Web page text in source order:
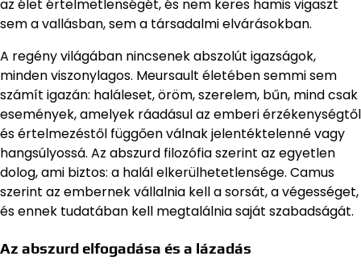
az élet értelmetlenségét, és nem keres hamis vigaszt
sem a vallásban, sem a társadalmi elvárásokban.
A regény világában nincsenek abszolút igazságok,
minden viszonylagos. Meursault életében semmi sem
számít igazán: haláleset, öröm, szerelem, bűn, mind csak
események, amelyek ráadásul az emberi érzékenységtől
és értelmezéstől függően válnak jelentéktelenné vagy
hangsúlyossá. Az abszurd filozófia szerint az egyetlen
dolog, ami biztos: a halál elkerülhetetlensége. Camus
szerint az embernek vállalnia kell a sorsát, a végességet,
és ennek tudatában kell megtalálnia saját szabadságát.
Az abszurd elfogadása és a lázadás